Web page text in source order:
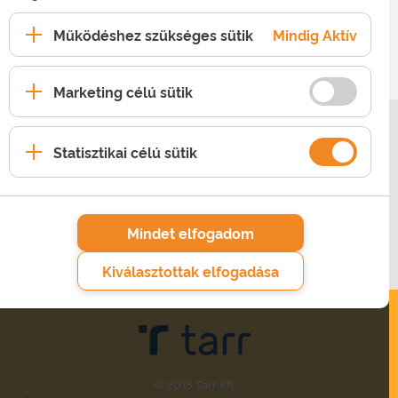
Működéshez szükséges sütik Mindig Aktív
Marketing célú sütik
Statisztikai célú sütik
Mindet elfogadom
Kiválasztottak elfogadása
SZOLGÁLTATÁSAINK
RÓLUNK
TECHNIKAI SEGÍTSÉG
HASZNOS INFORMÁCIÓK
© 2018 Tarr Kft.